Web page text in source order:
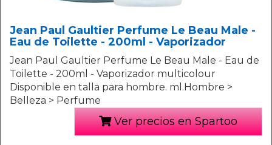
Jean Paul Gaultier Perfume Le Beau Male -
Eau de Toilette - 200ml - Vaporizador
Jean Paul Gaultier Perfume Le Beau Male - Eau de
Toilette - 200ml - Vaporizador multicolour
Disponible en talla para hombre. ml.Hombre >
Belleza > Perfume
Ver precios en Spartoo